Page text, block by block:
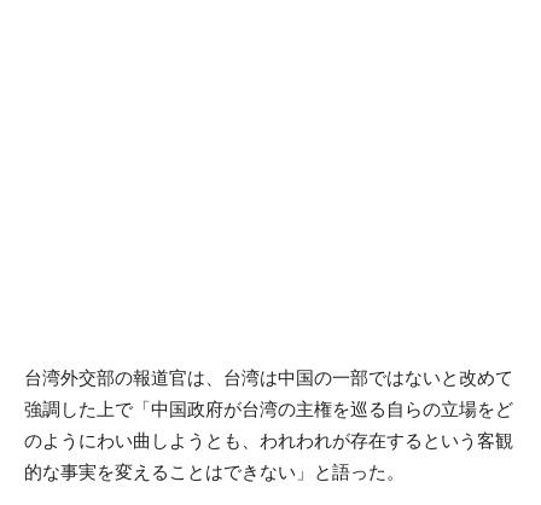
台湾外交部の報道官は、台湾は中国の一部ではないと改めて
強調した上で「中国政府が台湾の主権を巡る自らの立場をど
のようにわい曲しようとも、われわれが存在するという客観
的な事実を変えることはできない」と語った。